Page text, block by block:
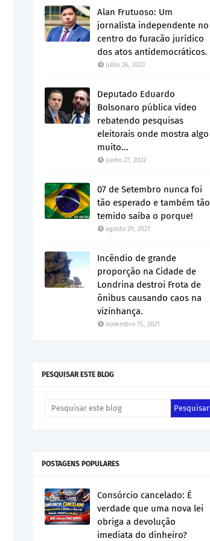
Alan Frutuoso: Um
jornalista independente no
centro do furacão jurídico
dos atos antidemocráticos.
julho 26, 2023
Deputado Eduardo
Bolsonaro pública vídeo
rebatendo pesquisas
eleitorais onde mostra algo
muito...
junho 27, 2022
07 de Setembro nunca foi
tão esperado e também tão
temido saiba o porque!
agosto 29, 2021
Incêndio de grande
proporção na Cidade de
Londrina destroi Frota de
ônibus causando caos na
vizinhança.
novembro 15, 2021
PESQUISAR ESTE BLOG
POSTAGENS POPULARES
Consórcio cancelado: É
verdade que uma nova lei
obriga a devolução
imediata do dinheiro?